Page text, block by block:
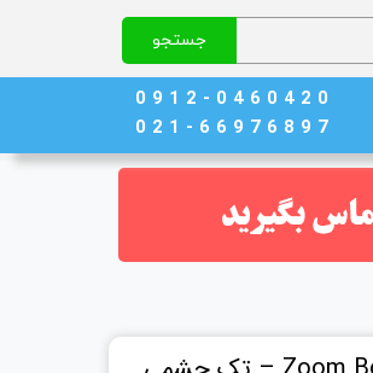
جستجو
0 9 1 2 - 0 4 6 0 4 2 0
0 2 1 - 6 6 9 7 6 8 9 7